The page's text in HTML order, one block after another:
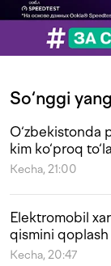
So‘nggi
O‘zbekistonda
kim ko‘proq
Kecha, 21:00
Elektromobil
qismini
Kecha, 20:47